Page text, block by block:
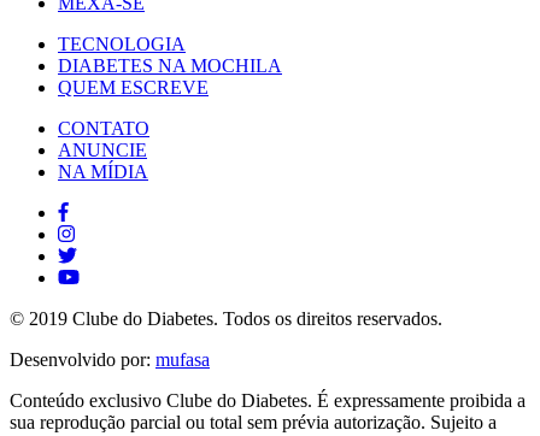
TECNOLOGIA
DIABETES NA MOCHILA
QUEM ESCREVE
CONTATO
ANUNCIE
NA MÍDIA
© 2019 Clube do Diabetes. Todos os direitos reservados.
Desenvolvido por: mufasa
Conteúdo exclusivo Clube do Diabetes. É expressamente proibida a
sua reprodução parcial ou total sem prévia autorização. Sujeito a